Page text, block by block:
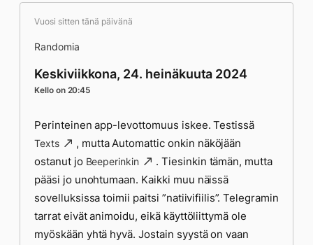
Vuosi sitten tänä päivänä
Randomia
Keskiviikkona, 24. heinäkuuta 2024
Kello on 20:45
Perinteinen app-levottomuus iskee. Testissä
Texts
, mutta Automattic onkin näköjään
ostanut jo Beeperinkin
. Tiesinkin tämän, mutta
pääsi jo unohtumaan. Kaikki muu näissä
sovelluksissa toimii paitsi ”natiivifiilis”. Telegramin
tarrat eivät animoidu, eikä käyttöliittymä ole
myöskään yhtä hyvä. Jostain syystä on vaan